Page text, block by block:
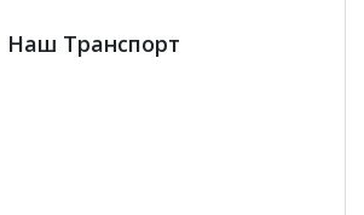
Наш Транспорт